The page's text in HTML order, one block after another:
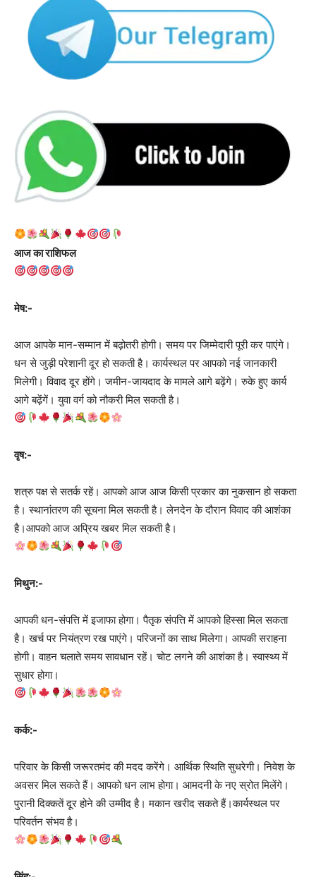
आज का राशिफल
मेष:-
आज आपके मान-सम्मान में बढ़ोतरी होगी। समय पर जिम्मेदारी पूरी कर पाएंगे।
धन से जुड़ी परेशानी दूर हो सकती है। कार्यस्थल पर आपको नई जानकारी
मिलेगी। विवाद दूर होंगे। जमीन-जायदाद के मामले आगे बढ़ेंगे। रुके हुए कार्य
आगे बढ़ेंगें। युवा वर्ग को नौकरी मिल सकती है।
वृष:-
शत्रु पक्ष से सतर्क रहें। आपको आज आज किसी प्रकार का नुकसान हो सकता
है। स्थानांतरण की सूचना मिल सकती है। लेनदेन के दौरान विवाद की आशंका
है।आपको आज अप्रिय खबर मिल सकती है।
मिथुन:-
आपकी धन-संपत्ति में इजाफा होगा। पैतृक संपत्ति में आपको हिस्सा मिल सकता
है। खर्च पर नियंत्रण रख पाएंगे। परिजनों का साथ मिलेगा। आपकी सराहना
होगी। वाहन चलाते समय सावधान रहें। चोट लगने की आशंका है। स्वास्थ्य में
सुधार होगा।
कर्क:-
परिवार के किसी जरूरतमंद की मदद करेंगे। आर्थिक स्थिति सुधरेगी। निवेश के
अवसर मिल सकते हैं। आपको धन लाभ होगा। आमदनी के नए स्रोत मिलेंगे।
पुरानी दिक्कतें दूर होने की उम्मीद है। मकान खरीद सकते हैं।कार्यस्थल पर
परिवर्तन संभव है।